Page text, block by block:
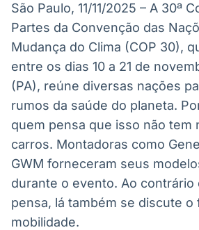
Energia
O setor
energia
White
Plataforma
Soluções de Dados
e Conteúdos
São Paulo, 11/11/2025 – A 30ª
Partes da Convenção das
Mudança do Clima (COP 30),
entre os dias 10 a 21 de
(PA), reúne diversas nações
rumos da saúde do planeta.
quem pensa que isso não tem
carros. Montadoras como
GWM forneceram seus
durante o evento. Ao contrário
pensa, lá também se discute o
mobilidade.